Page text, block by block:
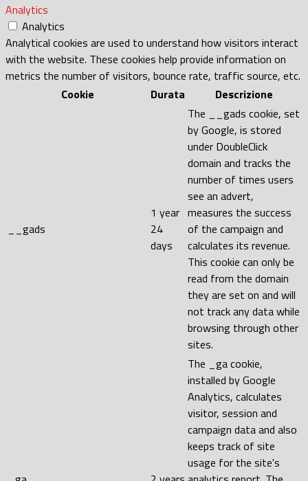
Analytics
Analytics
Analytical cookies are used to understand how visitors interact
with the website. These cookies help provide information on
metrics the number of visitors, bounce rate, traffic source, etc.
Cookie
Durata Descrizione
__gads
1 year
24
days
The __gads cookie, set
by Google, is stored
under DoubleClick
domain and tracks the
number of times users
see an advert,
measures the success
of the campaign and
calculates its revenue.
This cookie can only be
read from the domain
they are set on and will
not track any data while
browsing through other
sites.
The _ga cookie,
installed by Google
Analytics, calculates
visitor, session and
campaign data and also
keeps track of site
usage for the site's